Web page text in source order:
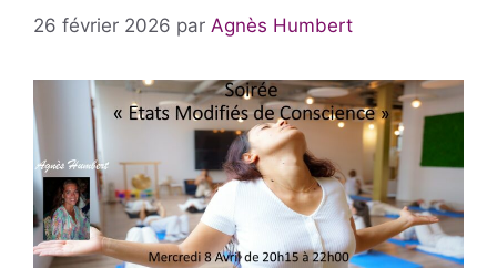
26 février 2026 par Agnès Humbert